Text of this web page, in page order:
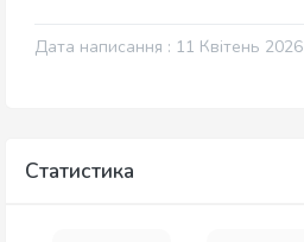
Дата написання : 11 Квітень 2026
Статистика